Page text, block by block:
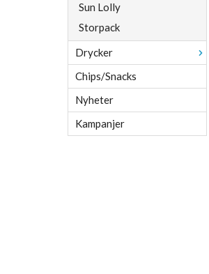
Sun Lolly
Storpack
Drycker
Chips/Snacks
Nyheter
Kampanjer